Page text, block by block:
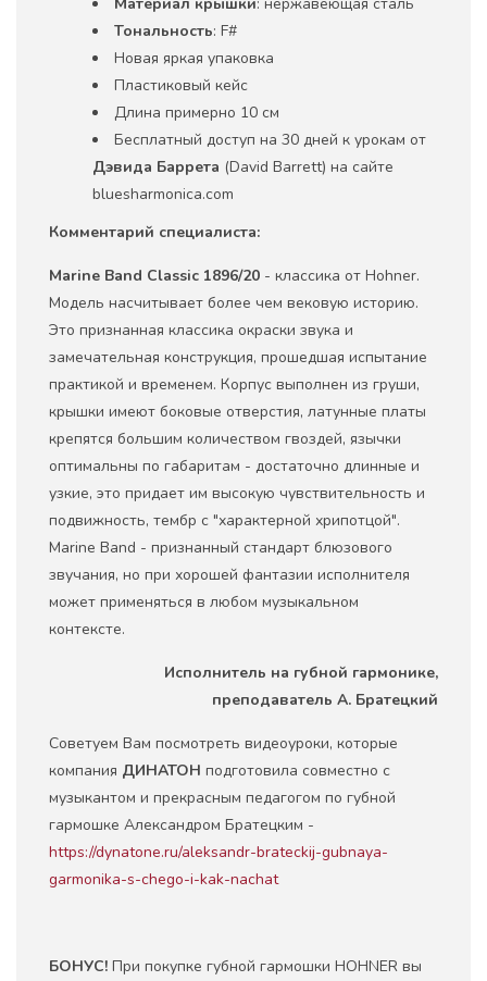
Тональность: F#
Новая яркая упаковка
Пластиковый кейс
Длина примерно 10 см
Бесплатный доступ на 30 дней к урокам от
Дэвида Баррета (David Barrett) на сайте
bluesharmonica.com
Комментарий специалиста:
Marine Band Classic 1896/20 - классика от Hohner.
Модель насчитывает более чем вековую историю.
Это признанная классика окраски звука и
замечательная конструкция, прошедшая испытание
практикой и временем. Корпус выполнен из груши,
крышки имеют боковые отверстия, латунные платы
крепятся большим количеством гвоздей, язычки
оптимальны по габаритам - достаточно длинные и
узкие, это придает им высокую чувствительность и
подвижность, тембр с "характерной хрипотцой".
Marine Band - признанный стандарт блюзового
звучания, но при хорошей фантазии исполнителя
может применяться в любом музыкальном
контексте.
Исполнитель на губной гармонике,
преподаватель А. Братецкий
Советуем Вам посмотреть видеоуроки, которые
компания ДИНАТОН подготовила совместно с
музыкантом и прекрасным педагогом по губной
гармошке Александром Братецким -
https://dynatone.ru/aleksandr-brateckij-gubnaya-
garmonika-s-chego-i-kak-nachat
БОНУС! При покупке губной гармошки HOHNER вы